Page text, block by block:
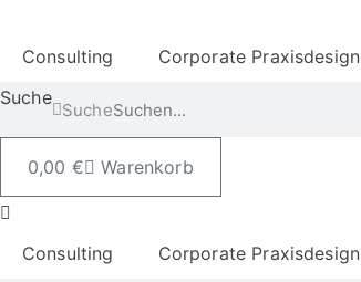
Consulting Corporate Praxisdesign
Suche
Suche
0,00 € Warenkorb
Consulting Corporate Praxisdesign